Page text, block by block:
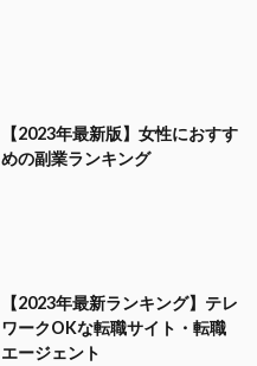
【2023年最新版】女性におすす
めの副業ランキング
【2023年最新ランキング】テレ
ワークOKな転職サイト・転職
エージェント